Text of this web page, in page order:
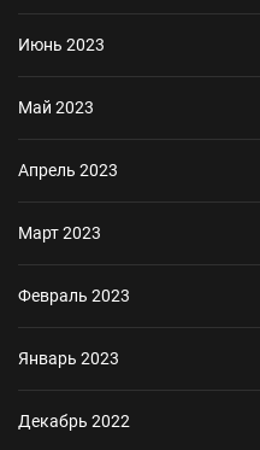
Июнь 2023
Май 2023
Апрель 2023
Март 2023
Февраль 2023
Январь 2023
Декабрь 2022